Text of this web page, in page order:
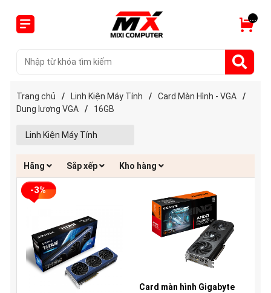
...
Trang chủ / Linh Kiện Máy Tính / Card Màn Hình - VGA
/
Dung lượng VGA
/ 16GB
Linh Kiện Máy Tính
Hãng Sắp xếp Kho hàng
-3%
Card màn hình Gigabyte